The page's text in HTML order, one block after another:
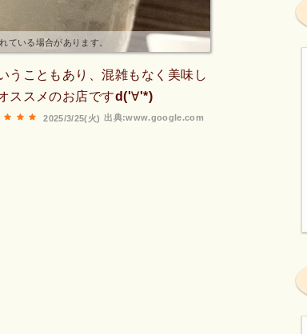
ている場合があります。
うこともあり、混雑もなく美味し
ススメのお店ですd('∀'*)
出典:www.google.com
2025/3/25(火)